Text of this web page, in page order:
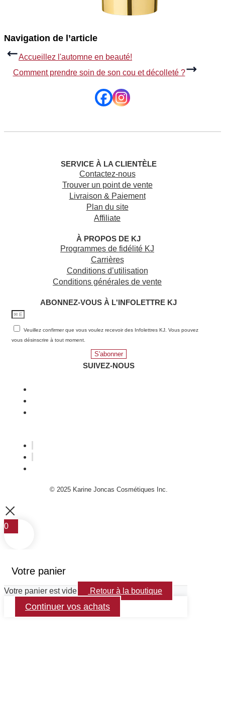
Navigation de l’article
Accueillez l'automne en beauté!
Comment prendre soin de son cou et décolleté ?
SERVICE À LA CLIENTÈLE
Contactez-nous
Trouver un point de vente
Livraison & Paiement
Plan du site
Affiliate
À PROPOS DE KJ
Programmes de fidélité KJ
Carrières
Conditions d’utilisation
Conditions générales de vente
ABONNEZ-VOUS À L'INFOLETTRE KJ​
Veuillez confirmer que vous voulez recevoir des Infolettres KJ. Vous pouvez
vous désinscrire à tout moment.
S'abonner
SUIVEZ-NOUS
© 2025 Karine Joncas Cosmétiques Inc.
0
Votre panier
Votre panier est vide Retour à la boutique
Continuer vos achats